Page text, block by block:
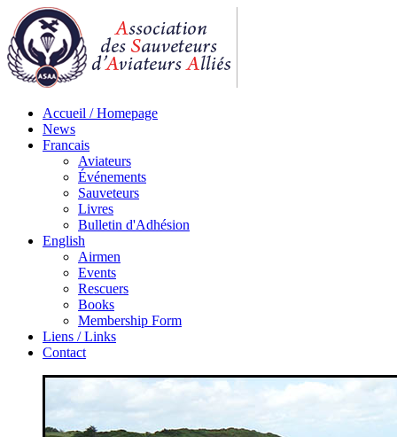
Accueil / Homepage
News
Francais
Aviateurs
Événements
Sauveteurs
Livres
Bulletin d'Adhésion
English
Airmen
Events
Rescuers
Books
Membership Form
Liens / Links
Contact